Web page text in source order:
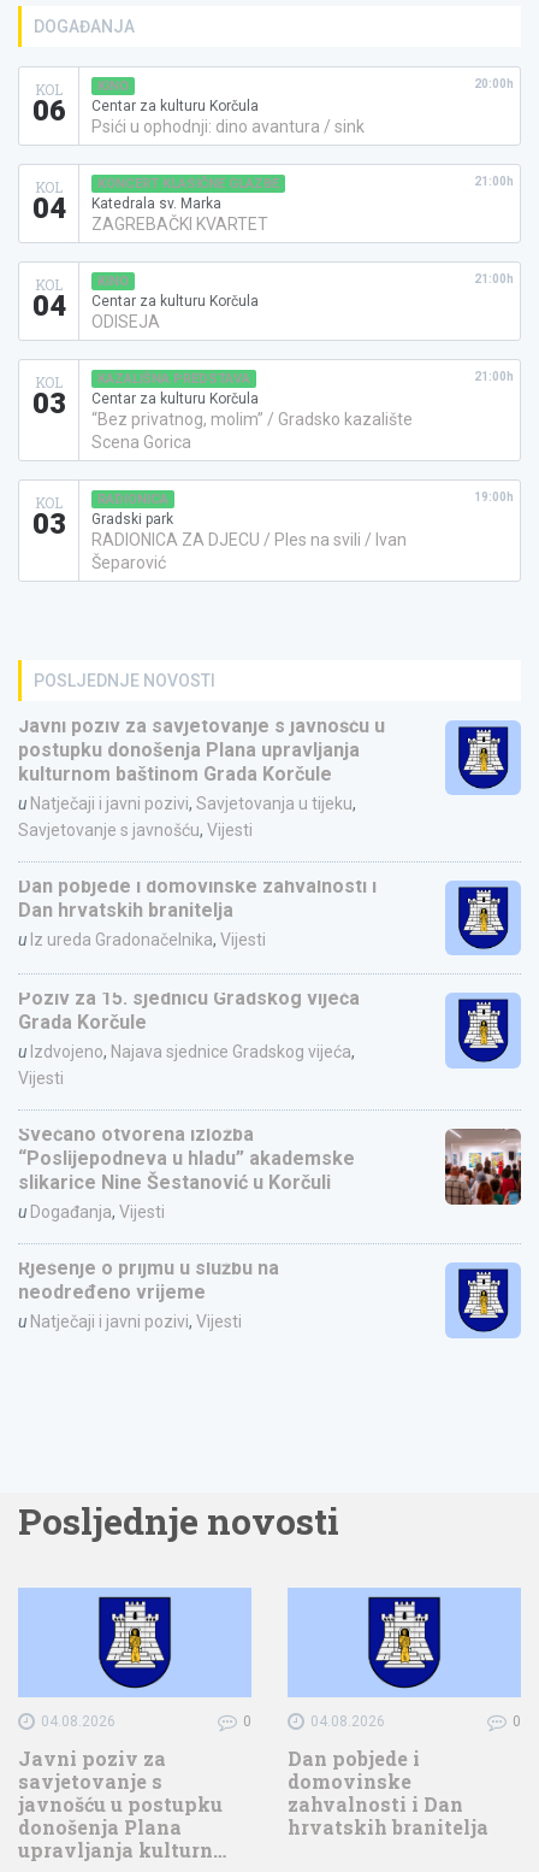
DOGAĐANJA
KOL
06
KINO
Centar za kulturu Korčula
Psići u ophodnji: dino avantura / sink
20:00h
KOL
04
KONCERT KLASIČNE GLAZBE
Katedrala sv. Marka
ZAGREBAČKI KVARTET
21:00h
KOL
04
KINO
Centar za kulturu Korčula
ODISEJA
21:00h
KOL
03
KAZALIŠNA PREDSTAVA
Centar za kulturu Korčula
“Bez privatnog, molim” / Gradsko kazalište
Scena Gorica
21:00h
KOL
03
RADIONICA
Gradski park
RADIONICA ZA DJECU / Ples na svili / Ivan
Šeparović
19:00h
POSLJEDNJE NOVOSTI
Javni poziv za savjetovanje s javnošću u
postupku donošenja Plana upravljanja
kulturnom baštinom Grada Korčule
u Natječaji i javni pozivi, Savjetovanja u tijeku,
Savjetovanje s javnošću, Vijesti
Dan pobjede i domovinske zahvalnosti i
Dan hrvatskih branitelja
u Iz ureda Gradonačelnika, Vijesti
Poziv za 15. sjednicu Gradskog vijeća
Grada Korčule
u Izdvojeno, Najava sjednice Gradskog vijeća,
Vijesti
Svečano otvorena izložba
“Poslijepodneva u hladu” akademske
slikarice Nine Šestanović u Korčuli
u Događanja, Vijesti
Rješenje o prijmu u službu na
neodređeno vrijeme
u Natječaji i javni pozivi, Vijesti
Posljednje novosti
04.08.2026 0
Javni poziv za
savjetovanje s
javnošću u postupku
donošenja Plana
upravljanja kulturn…
04.08.2026 0
Dan pobjede i
domovinske
zahvalnosti i Dan
hrvatskih branitelja